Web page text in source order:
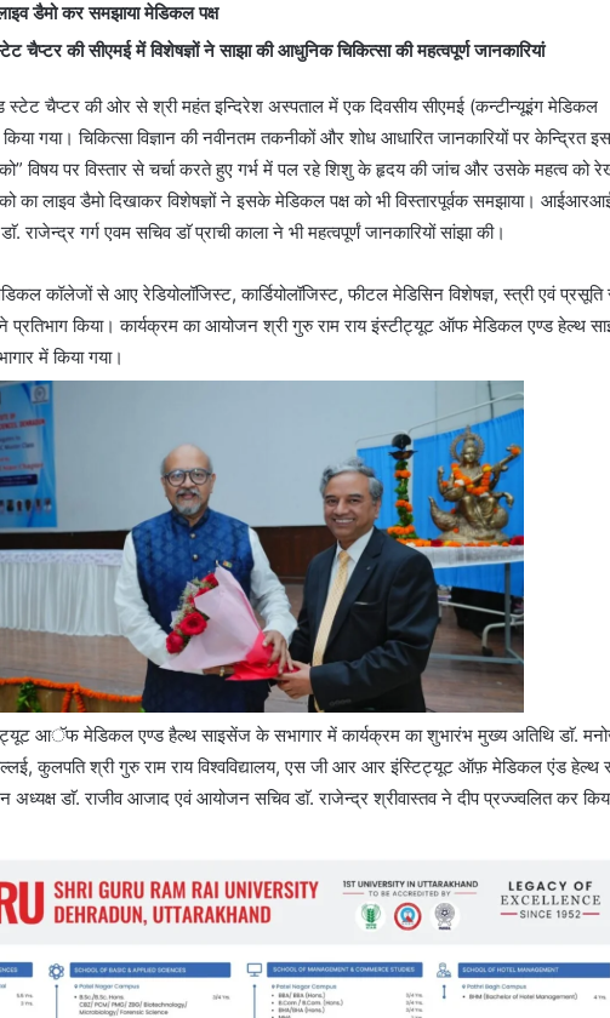
डैमो कर समझाया मेडिकल पक्ष
की सीएमई में विशेषज्ञों ने साझा की आधुनिक चिकित्सा की महत्वपूर्ण जानकारियां
चैप्टर की ओर से श्री महंत इन्दिरेश अस्पताल में एक दिवसीय सीएमई (कन्टीन्यूइंग मेडिकल
गया। चिकित्सा विज्ञान की नवीनतम तकनीकों और शोध आधारित जानकारियों पर केन्द्रित इस
विषय पर विस्तार से चर्चा करते हुए गर्भ में पल रहे शिशु के हृदय की जांच और उसके महत्व को
का लाइव डैमो दिखाकर विशेषज्ञों ने इसके मेडिकल पक्ष को भी विस्तारपूर्वक समझाया।
राजेन्द्र गर्ग एवम सचिव डाॅ प्राची काला ने भी महत्वपूर्णं जानकारियों सांझा की।
कॉलेजों से आए रेडियोलॉजिस्ट, कार्डियोलॉजिस्ट, फीटल मेडिसिन विशेषज्ञ, स्त्री एवं प्रसूति
प्रतिभाग किया। कार्यक्रम का आयोजन श्री गुरु राम राय इंस्टीट्यूट ऑफ मेडिकल एण्ड हेल्थ
में किया गया।
आॅफ मेडिकल एण्ड हैल्थ साइसेंज के सभागार में कार्यक्रम का शुभारंभ मुख्य अतिथि डाॅ.
कुलपति श्री गुरु राम राय विश्वविद्यालय, एस जी आर आर इंस्टिट्यूट ऑफ़ मेडिकल एंड हेल्थ
अध्यक्ष डाॅ. राजीव आजाद एवं आयोजन सचिव डाॅ. राजेन्द्र श्रीवास्तव ने दीप प्रज्ज्वलित कर